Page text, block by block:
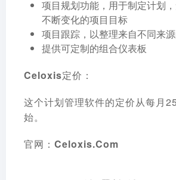
项目规划功能，用于制定计划
不断变化的项目目标
项目跟踪，以整理来自不同来
提供可定制的组合仪表板
Celoxis定价：
这个计划管理软件的定价从每月
始。
官网： Celoxis.Com